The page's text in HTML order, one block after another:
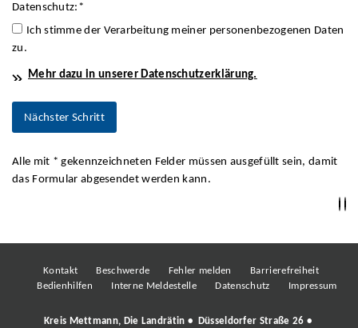
Datenschutz: *
Ich stimme der Verarbeitung meiner personenbezogenen Daten
zu.
Mehr dazu in unserer Datenschutzerklärung.
Alle mit * gekennzeichneten Felder müssen ausgefüllt sein, damit
das Formular abgesendet werden kann.
Kontakt Beschwerde Fehler melden
Barrierefreiheit
Bedienhilfen
Interne Meldestelle Datenschutz Impressum
Kreis Mettmann, Die Landrätin • Düsseldorfer Straße 26 •